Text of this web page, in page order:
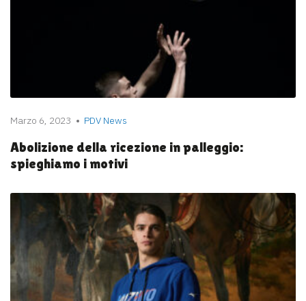
Marzo 6, 2023 PDV News
Abolizione della ricezione in palleggio:
spieghiamo i motivi